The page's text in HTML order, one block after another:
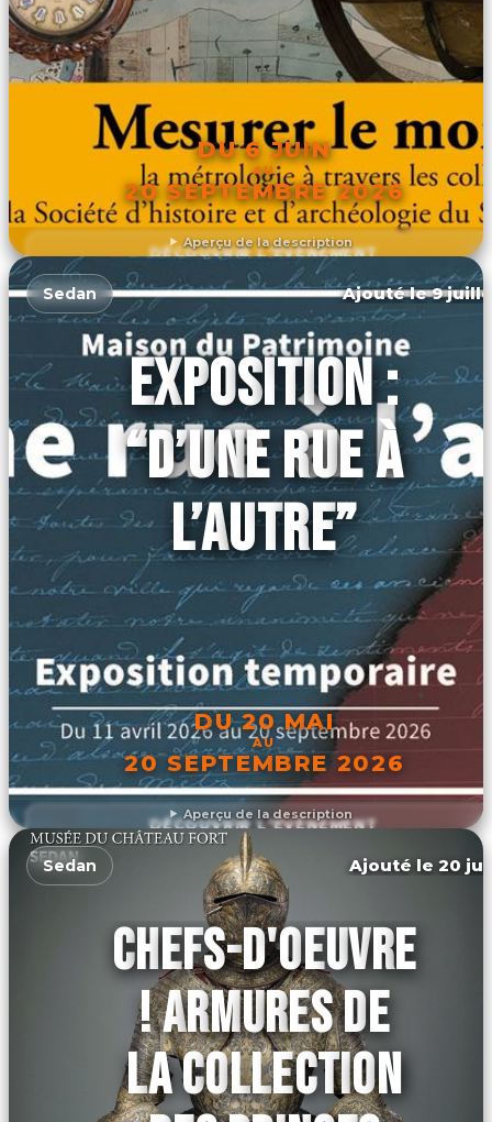
Aperçu de la description
DU 6 JUIN
AU
20 SEPTEMBRE 2026
DÉCOUVRIR L'ÉVÉNEMENT
Aperçu de la description
Sedan Ajouté le 9
EXPOSITION :
“D’UNE RUE À
L’AUTRE”
DU 20 MAI
AU
20 SEPTEMBRE 2026
DÉCOUVRIR L'ÉVÉNEMENT
Sedan Ajouté le 20
CHEFS-D'OEUVRE
! ARMURES DE
LA COLLECTION